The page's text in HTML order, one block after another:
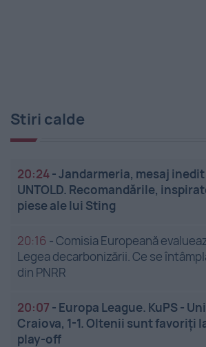
Stiri calde
20:24-Jandarmeria, mesaj
UNTOLD. Recomandările,
piese ale lui Sting
20:16 -Comisia Europeană
Legea decarbonizării. Ce se
din PNRR
20:07 - Europa League. KuPS -
Craiova, 1-1. Oltenii sunt favoriți
play-off